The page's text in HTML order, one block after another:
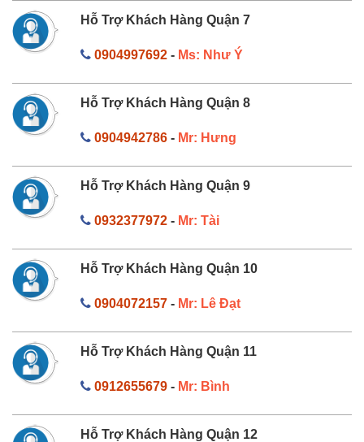
Hỗ Trợ Khách Hàng Quận 7
0904997692- Ms: Như Ý
Hỗ Trợ Khách Hàng Quận 8
0904942786- Mr: Hưng
Hỗ Trợ Khách Hàng Quận 9
0932377972- Mr: Tài
Hỗ Trợ Khách Hàng Quận 10
0904072157- Mr: Lê Đạt
Hỗ Trợ Khách Hàng Quận 11
0912655679- Mr: Bình
Hỗ Trợ Khách Hàng Quận 12